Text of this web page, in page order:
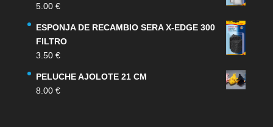
5.00 €
ESPONJA DE RECAMBIO SERA X-EDGE 300
FILTRO
3.50 €
PELUCHE AJOLOTE 21 CM
8.00 €